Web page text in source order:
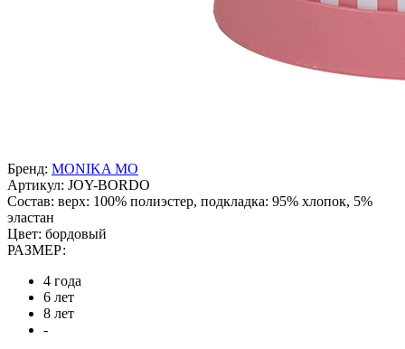
Бренд: MONIKA MO
Артикул: JOY-BORDO
Состав: верх: 100% полиэстер, подкладка: 95% хлопок, 5%
эластан
Цвет: бордовый
РАЗМЕР:
4 года
6 лет
8 лет
-